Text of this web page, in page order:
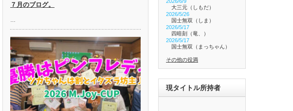
７月のブログ。
大三元（しもだ）
2026/5/26
国士無双（しま）
2026/5/17
四暗刻（竜、）
2026/5/17
国士無双（まっちゃん）
その他の役満
現タイトル所持者